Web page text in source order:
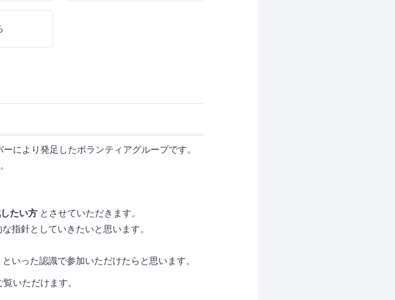
より発足したボランティアグループです。
たい方 とさせていただきます。
指針としていきたいと思います。
といった認識で参加いただけたらと思います。
覧いただけます。